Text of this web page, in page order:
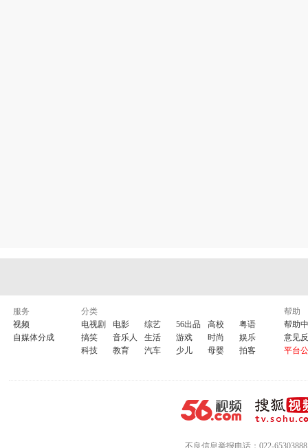
服务
视频
自媒体分成
分类
电视剧
电影 综艺 56出品 高校
粤语
搞笑
音乐人 生活 游戏 时尚
娱乐
科技
教育 汽车 少儿 母婴 拍客
帮助
帮助
意见
平台
不良信息举报电话：022-65303888